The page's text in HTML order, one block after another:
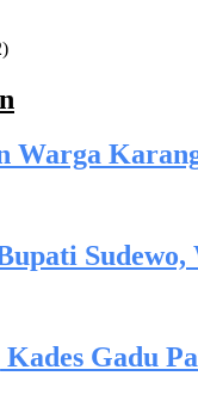
Warga
Gadu